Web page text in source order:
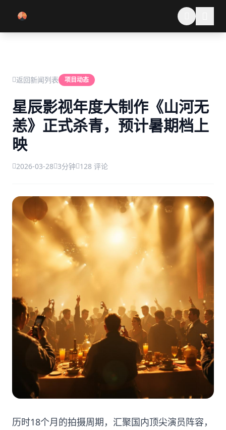
返回新闻列表 项目动态
星辰影视年度大制作《山河无
恙》正式杀青，预计暑期档上
映
2026-03-28 3分钟 128 评论
历时18个月的拍摄周期，汇聚国内顶尖演员阵容，